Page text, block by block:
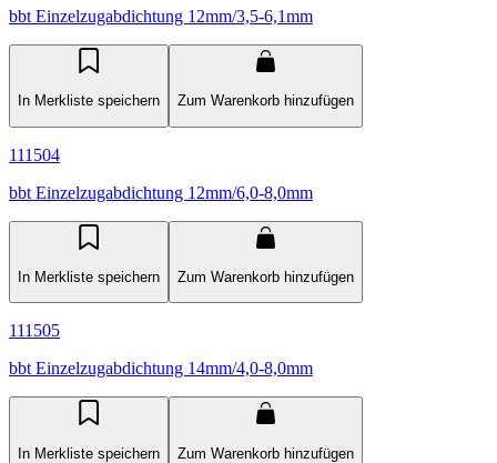
bbt Einzelzugabdichtung 12mm/3,5-6,1mm
In Merkliste speichern Zum Warenkorb hinzufügen
111504
bbt Einzelzugabdichtung 12mm/6,0-8,0mm
In Merkliste speichern Zum Warenkorb hinzufügen
111505
bbt Einzelzugabdichtung 14mm/4,0-8,0mm
In Merkliste speichern Zum Warenkorb hinzufügen